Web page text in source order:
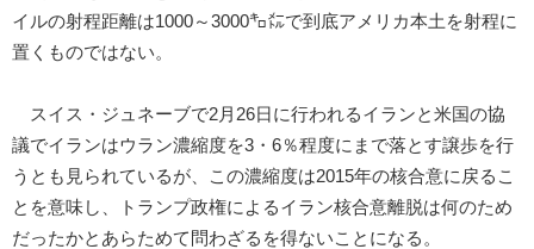
イルの射程距離は1000～3000㌔㍍で到底アメリカ本土を射程に
置くものではない。
スイス・ジュネーブで2月26日に行われるイランと米国の協
議でイランはウラン濃縮度を3・6％程度にまで落とす譲歩を行
うとも見られているが、この濃縮度は2015年の核合意に戻るこ
とを意味し、トランプ政権によるイラン核合意離脱は何のため
だったかとあらためて問わざるを得ないことになる。